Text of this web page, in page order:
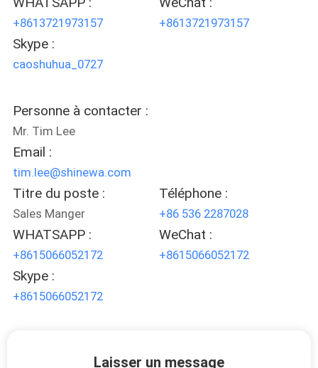
NOUS
CONTACTER
LES
AFFAIRES
PLAN
DU
SITE
POLITIQUE
+8613721973157 +8613721973157
Skype :
caoshuhua_0727
Personne à contacter :
Mr. Tim Lee
Email :
tim.lee@shinewa.com
Titre du poste :
Sales Manger
Téléphone :
+86 536 2287028
WHATSAPP :
+8615066052172
WeChat :
+8615066052172
Skype :
+8615066052172
Laisser un message